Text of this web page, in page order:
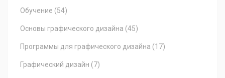
Обучение (54)
Основы графического дизайна (45)
Программы для графического дизайна (17)
Графический дизайн (7)